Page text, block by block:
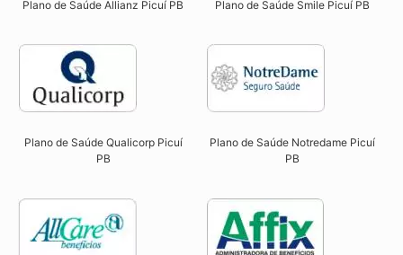
Plano de Saúde Allianz Picuí PB​ Plano de Saúde Smile Picuí PB​
Plano de Saúde Qualicorp Picuí
PB​
Plano de Saúde Notredame Picuí
PB​